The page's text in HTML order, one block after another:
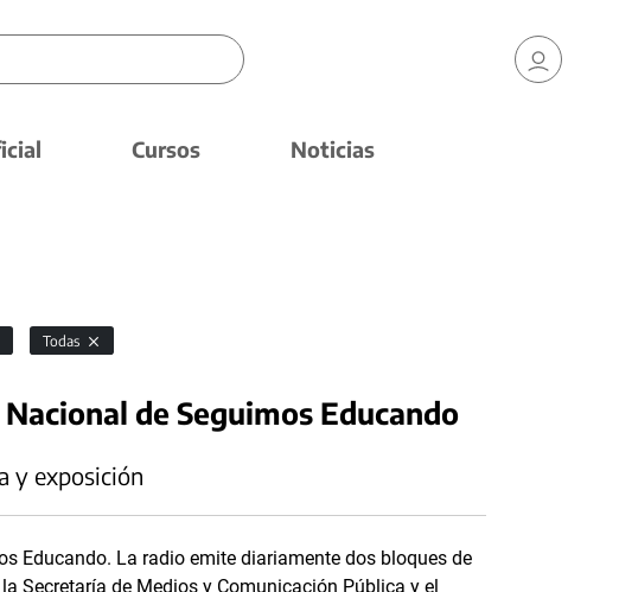
Cursos Noticias
Todas
de Seguimos Educando
y exposición
Educando. La radio emite diariamente dos bloques de
Secretaría de Medios y Comunicación Pública y el